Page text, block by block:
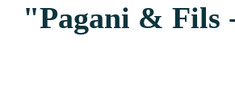
"Pagani & Fils